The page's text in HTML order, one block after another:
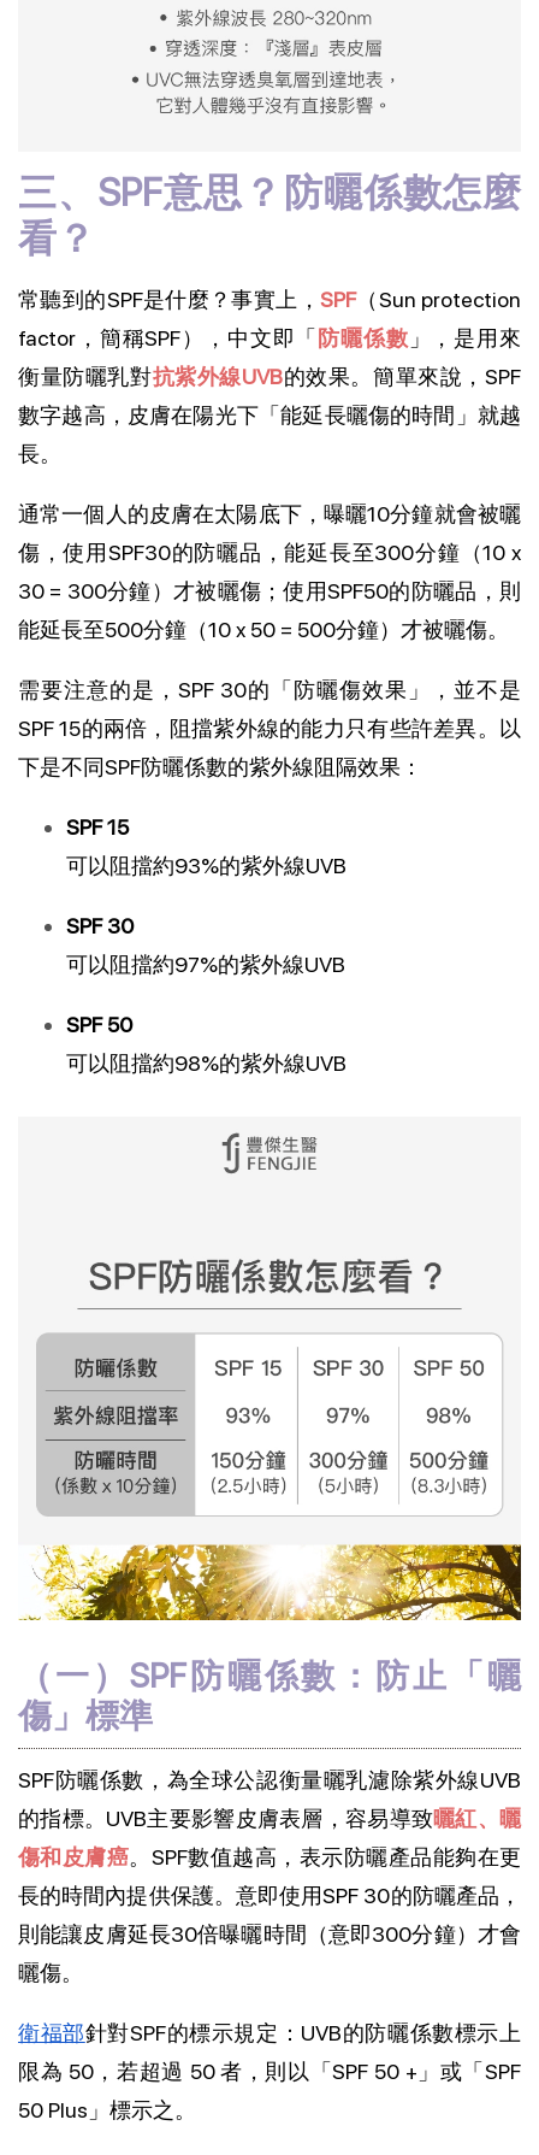
三、SPF意思？防曬係數怎麼
看？
常聽到的SPF是什麼？事實上， SPF（Sun protection
factor，簡稱SPF），中文即「防曬係數 」，是用來
衡量防曬乳對抗紫外線UVB的效果。簡單來說，SPF
數字越高，皮膚在陽光下「能延長曬傷的時間」就越
長。
通常一個人的皮膚在太陽底下，曝曬10分鐘就會被曬
傷，使用SPF30的防曬品，能延長至300分鐘（10 x
30 = 300分鐘）才被曬傷；使用SPF50的防曬品，則
能延長至500分鐘（10 x 50 = 500分鐘）才被曬傷。
需要注意的是，SPF 30的「防曬傷效果」，並不是
SPF 15的兩倍，阻擋紫外線的能力只有些許差異。以
下是不同SPF防曬係數的紫外線阻隔效果：
SPF 15
可以阻擋約93%的紫外線UVB
SPF 30
可以阻擋約97%的紫外線UVB
SPF 50
可以阻擋約98%的紫外線UVB
（一）SPF防曬係數：防止「曬
傷」標準
SPF防曬係數，為全球公認衡量曬乳濾除紫外線UVB
的指標。UVB主要影響皮膚表層，容易導致曬紅、曬
傷和皮膚癌。SPF數值越高，表示防曬產品能夠在更
長的時間內提供保護。意即使用SPF 30的防曬產品，
則能讓皮膚延長30倍曝曬時間（意即300分鐘）才會
曬傷。
衛福部針對SPF的標示規定：UVB的防曬係數標示上
限為 50，若超過 50 者，則以「SPF 50 +」或「SPF
50 Plus」標示之。